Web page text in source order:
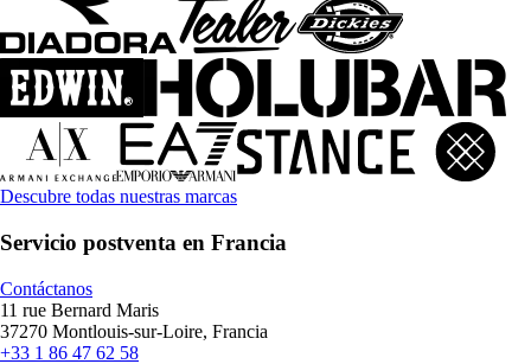
Descubre todas nuestras marcas
Servicio postventa en Francia
Contáctanos
11 rue Bernard Maris
37270 Montlouis-sur-Loire, Francia
+33 1 86 47 62 58